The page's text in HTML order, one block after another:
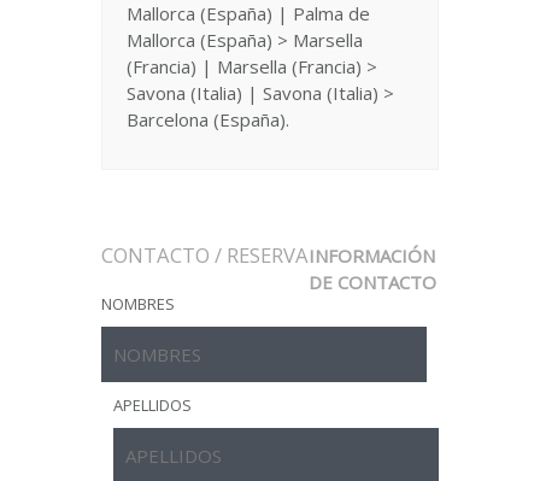
Mallorca (España) | Palma de
Mallorca (España) > Marsella
(Francia) | Marsella (Francia) >
Savona (Italia) | Savona (Italia) >
Barcelona (España).
CONTACTO / RESERVAINFORMACIÓN
DE CONTACTO
NOMBRES
APELLIDOS